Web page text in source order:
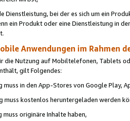
Dienstleistung, bei der es sich um ein
ein Produkt oder eine Dienstleistung in
Anwendungen im Rahmen
die Nutzung auf Mobiltelefonen, Tablets
gilt Folgendes:
muss in den App-Stores von Google Play,
muss kostenlos heruntergeladen werden
muss originäre Inhalte haben,